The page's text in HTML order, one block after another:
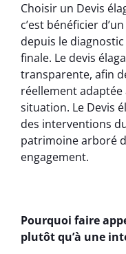
Choisir un Devis
c’est bénéficier
depuis le
finale. Le devis
transparente, afin
réellement
situation. Le Devis
des interventions
patrimoine arboré
engagement.
Pourquoi faire
plutôt qu’à une